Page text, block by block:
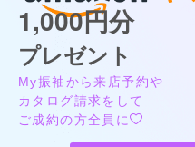
1,000円分
プレゼント
My振袖から来店予約や
カタログ請求をして
ご成約の方全員に